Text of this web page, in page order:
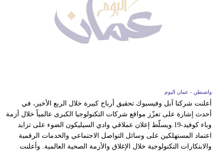
واشنطن - عمان اليوم
أعلنت شركتا آبل وفيسبوك تحقيق أرباح كبيرة خلال الربع الأخير، في
أحدث إشارة على تعزّز مواقع شركات التكنولوجيا الكبرى عالمياً خلال أزمة
وباء كوفيد-19.ويسلّط إعلان عملاقي وادي السيليكون الضوء على تزايد
اعتماد المستهلكين على وسائل التواصل الاجتماعي والخدمات الرقمية
والابتكارات التكنولوجية خلال الإغلاق والأزمة الصحية العالمية. وأعلنت